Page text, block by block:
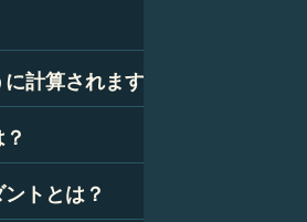
ートとも呼ばれ、技術的には、あ
のスナップショットです。星座、
せは、あなたの性格と人生の道に
す。
計算されますか？
れた正確な時間、日付、場所に基
生図の精度を確保するために、時
は気が遠くなるように思えるかも
の簡単な要素に分解できます。惑
トとは？